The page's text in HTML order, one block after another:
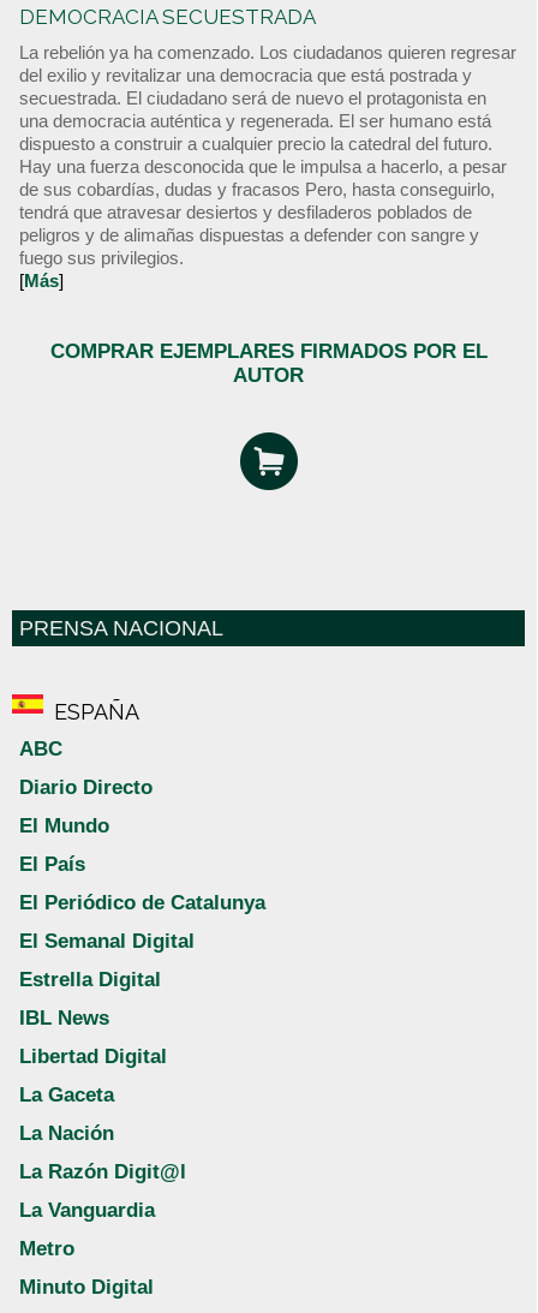
DEMOCRACIA SECUESTRADA
La rebelión ya ha comenzado. Los ciudadanos quieren regresar
del exilio y revitalizar una democracia que está postrada y
secuestrada. El ciudadano será de nuevo el protagonista en
una democracia auténtica y regenerada. El ser humano está
dispuesto a construir a cualquier precio la catedral del futuro.
Hay una fuerza desconocida que le impulsa a hacerlo, a pesar
de sus cobardías, dudas y fracasos Pero, hasta conseguirlo,
tendrá que atravesar desiertos y desfiladeros poblados de
peligros y de alimañas dispuestas a defender con sangre y
fuego sus privilegios.
[Más]
COMPRAR EJEMPLARES FIRMADOS POR EL
AUTOR
PRENSA NACIONAL
ESPAÑA
ABC
Diario Directo
El Mundo
El País
El Periódico de Catalunya
El Semanal Digital
Estrella Digital
IBL News
Libertad Digital
La Gaceta
La Nación
La Razón Digit@l
La Vanguardia
Metro
Minuto Digital